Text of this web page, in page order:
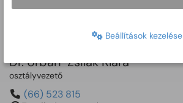
(66) 523 834
Dr. Urbán-Zsilák Klára
osztályvezető
(66) 523 815
Beállítások kezelése